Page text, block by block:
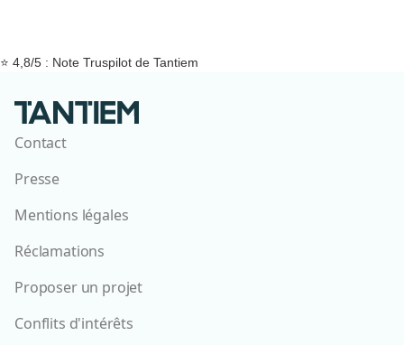
⭐ 4,8/5 : Note Truspilot de Tantiem
Contact
Presse
Mentions légales
Réclamations
Proposer un projet
Conflits d'intérêts